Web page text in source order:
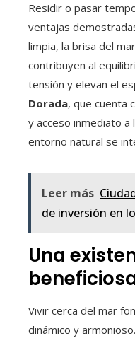
Residir o pasar
ventajas
limpia, la brisa del
contribuyen al
tensión y elevan el
Dorada, que cuenta
y acceso inmediato a
entorno natural se
Leer más
de inversión en
Una
Vivir cerca del mar
dinámico y